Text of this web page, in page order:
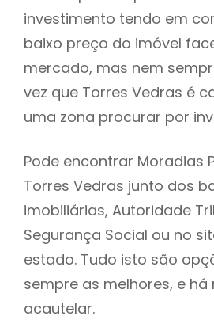
investimento tendo em
baixo preço do imóvel
mercado, mas nem
vez que Torres Vedras é
uma zona procurar por
Pode encontrar Moradias
Torres Vedras junto dos
imobiliárias, Autoridade
Segurança Social ou no
estado. Tudo isto são
sempre as melhores, e há
acautelar.